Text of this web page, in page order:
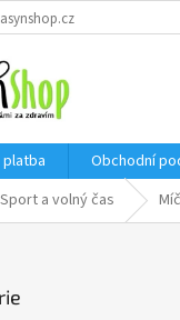
platba Obchodní
Sport a volný čas